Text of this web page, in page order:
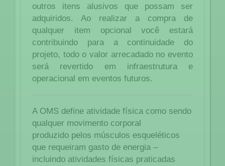
outros itens alusivos que possam ser
adquiridos. Ao realizar a compra de
qualquer item opcional você estará
contribuindo para a continuidade do
projeto, todo o valor arrecadado no evento
será revertido em infraestrutura e
operacional em eventos futuros.
A OMS define atividade física como sendo
qualquer movimento corporal
produzido pelos músculos esqueléticos
que requeiram gasto de energia –
incluindo atividades físicas praticadas